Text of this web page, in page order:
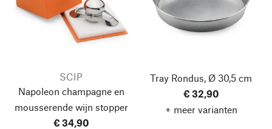
SCIP
Napoleon champagne en
mousserende wijn stopper
€ 34,90
Tray Rondus, Ø 30,5 cm
€ 32,90
+ meer varianten